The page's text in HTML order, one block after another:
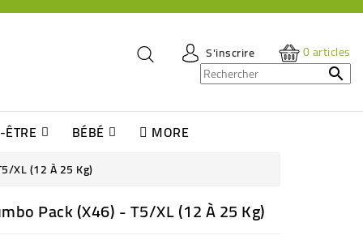
S'inscrire 0articles

BÉBÉ MORE
XL (12 À 25 Kg)
Pack (x46) - T5/XL (12 À 25 Kg)